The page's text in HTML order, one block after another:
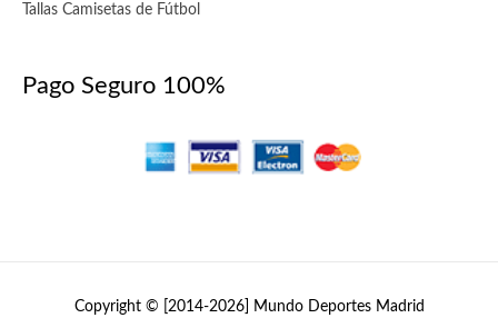
Tallas Camisetas de Fútbol
Pago Seguro 100%
Copyright © [2014-2026] Mundo Deportes Madrid